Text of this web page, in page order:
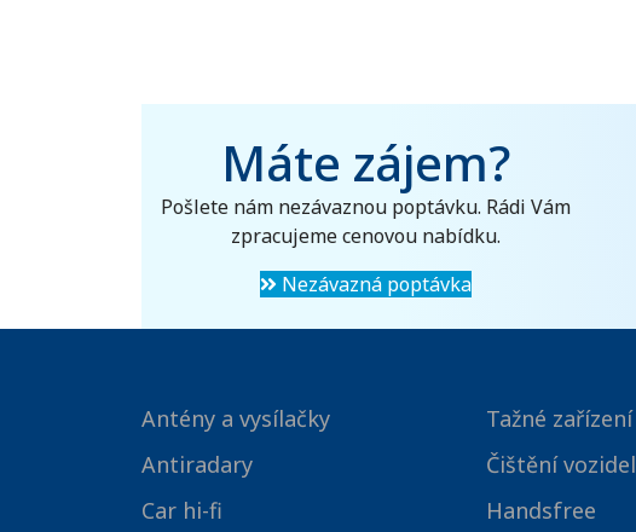
Máte zájem?
Pošlete nám nezávaznou poptávku. Rádi Vám
zpracujeme cenovou nabídku.
Nezávazná poptávka
Antény a vysílačky
Antiradary
Car hi-fi
Tažné zařízení
Čištění vozidel
Handsfree